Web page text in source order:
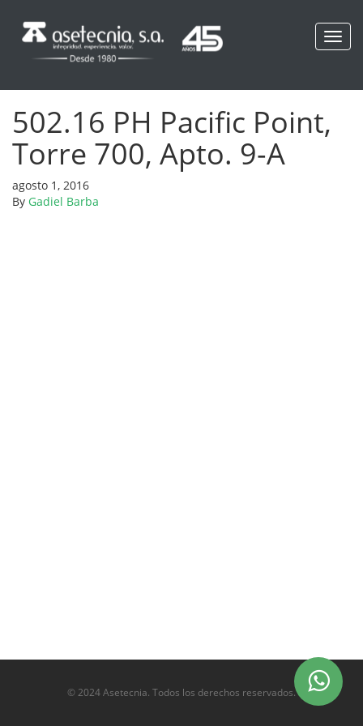
502.16 PH Pacific Point,
Torre 700, Apto. 9-A
agosto 1, 2016
By Gadiel Barba
© 2024 Asetecnia. Todos los derechos reservados.